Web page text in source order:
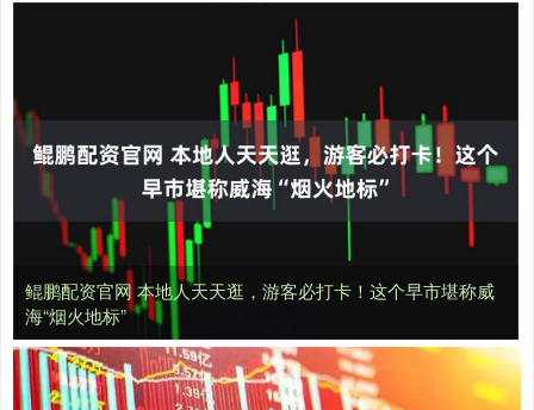
鲲鹏配资官网 本地人天天逛，游客必打卡！这个早市堪称威
海“烟火地标”